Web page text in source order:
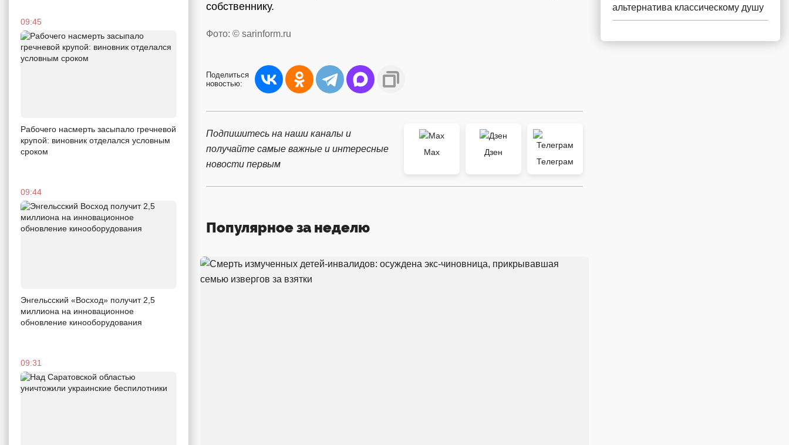
09:45
Рабочего насмерть засыпало гречневой
крупой: виновник отделался условным
сроком
09:44
Энгельсский «Восход» получит 2,5
миллиона на инновационное
обновление кинооборудования
09:31
собственнику.
Фото: © sarinform.ru
Поделиться
новостью:
Подпишитесь на наши каналы и
получайте самые важные и интересные
новости первым
Max
Дзен
Телеграм
Популярное за неделю
альтернатива классическому душу